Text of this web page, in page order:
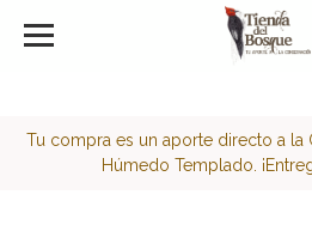
<script>function
Tu compra es un aporte directo a la
Húmedo Templado.